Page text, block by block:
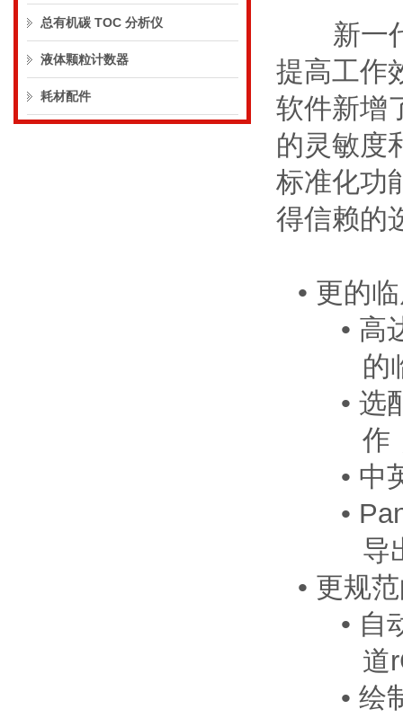
总有机碳 TOC 分析仪
液体颗粒计数器
耗材配件
新一
提高工作
软件新增
的灵敏度
标准化功
得信赖的
• 更的
• 高
的
• 选
作
• 中
•
导
• 更规
• 自
道
• 绘